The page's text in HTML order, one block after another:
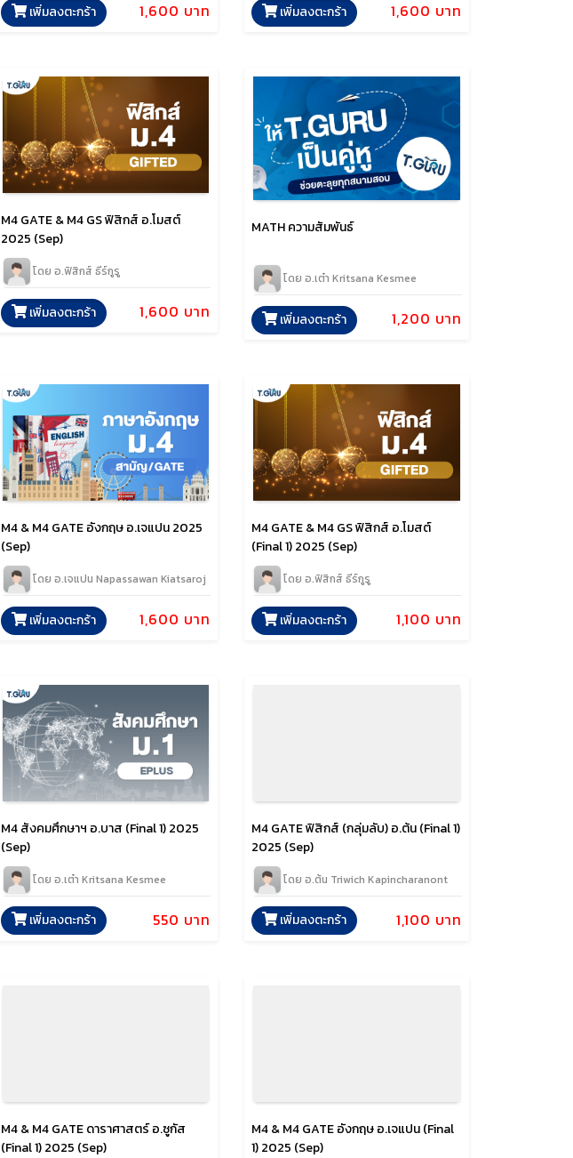
1,600 บาท
เพิ่มลงตะกร้า 1,600 บาท
เพิ่มลงตะกร้า
M4 GATE & M4 GS ฟิสิกส์ อ.โมสต์
2025 (Sep)
โดย อ.ฟิสิกส์ ธีร์กูรู
1,600 บาท
เพิ่มลงตะกร้า
MATH ความสัมพันธ์
โดย อ.เต๋า Kritsana Kesmee
1,200 บาท
เพิ่มลงตะกร้า
M4 & M4 GATE อังกฤษ อ.เจแปน 2025
(Sep)
โดย อ.เจแปน Napassawan Kiatsaroj
1,600 บาท
เพิ่มลงตะกร้า
M4 GATE & M4 GS ฟิสิกส์ อ.โมสต์
(Final 1) 2025 (Sep)
โดย อ.ฟิสิกส์ ธีร์กูรู
1,100 บาท
เพิ่มลงตะกร้า
M4 สังคมศึกษาฯ อ.บาส (Final 1) 2025
(Sep)
โดย อ.เต๋า Kritsana Kesmee
550 บาท
เพิ่มลงตะกร้า
M4 GATE ฟิสิกส์ (กลุ่มลับ) อ.ต้น (Final 1)
2025 (Sep)
โดย อ.ต้น Triwich Kapincharanont
1,100 บาท
เพิ่มลงตะกร้า
M4 & M4 GATE ดาราศาสตร์ อ.ซูกัส
(Final 1) 2025 (Sep)
M4 & M4 GATE อังกฤษ อ.เจแปน (Final
1) 2025 (Sep)